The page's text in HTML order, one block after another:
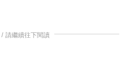
/ 請繼續往下閱讀